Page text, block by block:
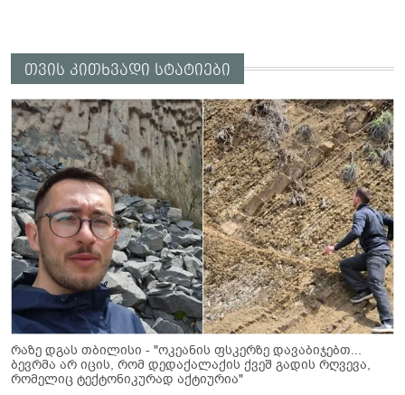
თვის კითხვადი სტატიები
რაზე დგას თბილისი - "ოკეანის ფსკერზე დავაბიჯებთ...
ბევრმა არ იცის, რომ დედაქალაქის ქვეშ გადის რღვევა,
რომელიც ტექტონიკურად აქტიურია"